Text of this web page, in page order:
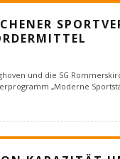
und die SG
„Moderne